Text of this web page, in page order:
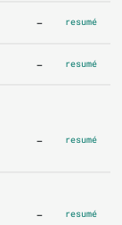
- resumé
- resumé
- resumé
- resumé